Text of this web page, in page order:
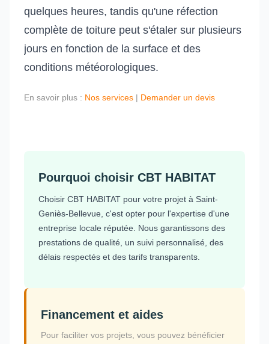
quelques heures, tandis qu'une réfection
complète de toiture peut s'étaler sur plusieurs
jours en fonction de la surface et des
conditions météorologiques.
En savoir plus : Nos services | Demander un devis
Pourquoi choisir CBT HABITAT
Choisir CBT HABITAT pour votre projet à Saint-
Geniès-Bellevue, c'est opter pour l'expertise d'une
entreprise locale réputée. Nous garantissons des
prestations de qualité, un suivi personnalisé, des
délais respectés et des tarifs transparents.
Financement et aides
Pour faciliter vos projets, vous pouvez bénéficier